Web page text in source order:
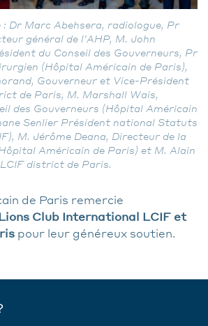
: Dr Marc Abehsera, radiologue, Pr
général de l’AHP, M. John
du Conseil des Gouverneurs, Pr
(Hôpital Américain de Paris),
Gouverneur et Vice-Président
de Paris, M. Marshall Wais,
des Gouverneurs (Hôpital Américain
Senlier Président national Statuts
M. Jérôme Deana, Directeur de la
Américain de Paris) et M. Alain
district de Paris.
de Paris remercie
Club International LCIF et
pour leur généreux soutien.